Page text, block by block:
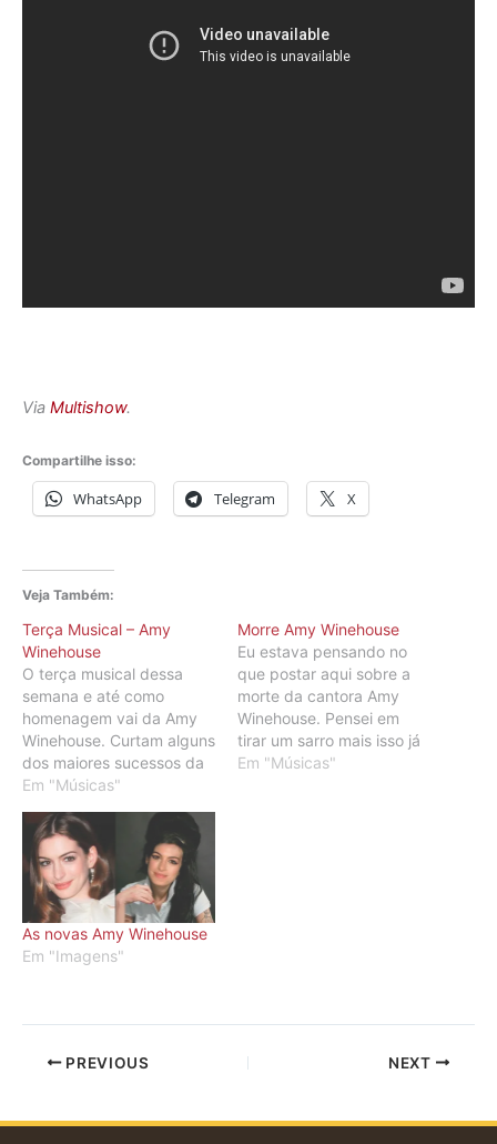
Via Multishow.
Compartilhe isso:
WhatsApp Telegram X
Veja Também:
Terça Musical – Amy
Winehouse
O terça musical dessa
semana e até como
homenagem vai da Amy
Winehouse. Curtam alguns
dos maiores sucessos da
cantora. Rehab You
to Black Just Friends
Fuck Me Pumps Stronger
Than Me Tears Dry On
Their Own …
Em "Músicas"
Morre Amy Winehouse
Eu estava pensando no
que postar aqui sobre a
morte da cantora Amy
Winehouse. Pensei em
tirar um sarro mais isso já
tem aos montes
Em "Músicas"
As novas Amy Winehouse
Em "Imagens"
PREVIOUS NEXT